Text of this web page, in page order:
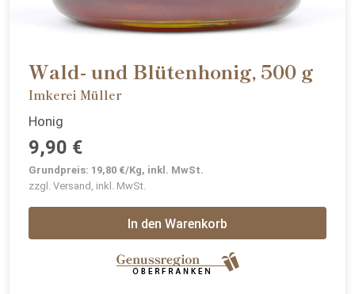
Wald- und Blütenhonig, 500 g
Imkerei Müller
Honig
9,90 €
Grundpreis: 19,80 €/Kg, inkl. MwSt.
zzgl. Versand, inkl. MwSt.
In den Warenkorb